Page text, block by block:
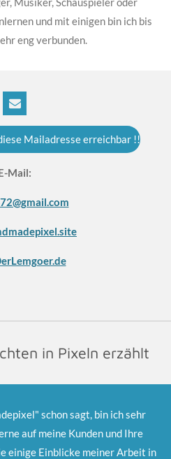
und mit einigen bin ich bis
eng verbunden.
Mailadresse erreichbar !!
Mail:
in Pixeln erzählt
schon sagt, bin ich sehr
auf meine Kunden und Ihre
einige Einblicke meiner Arbeit in